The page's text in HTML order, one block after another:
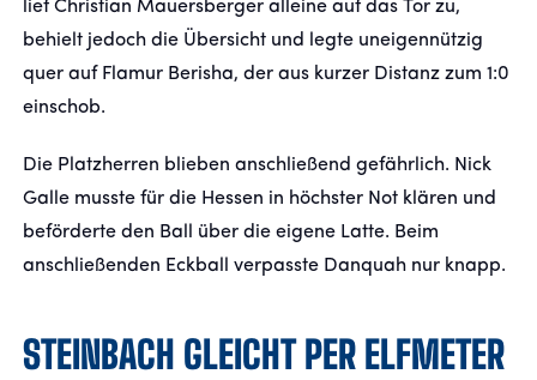
lief Christian Mauersberger alleine auf das Tor zu,
behielt jedoch die Übersicht und legte uneigennützig
quer auf Flamur Berisha, der aus kurzer Distanz zum 1:0
einschob.
Die Platzherren blieben anschließend gefährlich. Nick
Galle musste für die Hessen in höchster Not klären und
beförderte den Ball über die eigene Latte. Beim
anschließenden Eckball verpasste Danquah nur knapp.
STEINBACH GLEICHT PER ELFMETER